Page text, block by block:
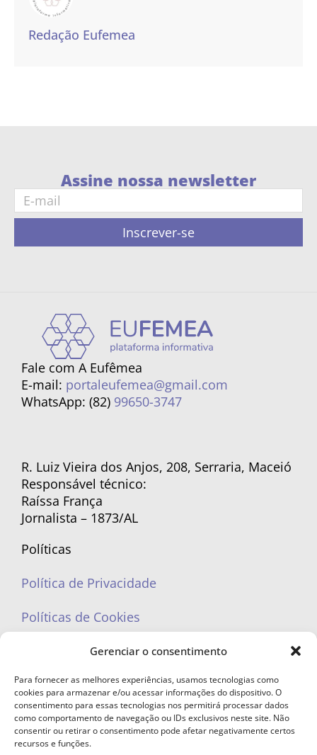
Gerenciar o consentimento
Para fornecer as melhores experiências, usamos tecnologias como
cookies para armazenar e/ou acessar informações do dispositivo. O
consentimento para essas tecnologias nos permitirá processar dados
como comportamento de navegação ou IDs exclusivos neste site. Não
consentir ou retirar o consentimento pode afetar negativamente certos
recursos e funções.
Redação Eufemea
Assine nossa newsletter
Inscrever-se
Fale com A Eufêmea
E-mail: portaleufemea@gmail.com
WhatsApp: (82) 99650-3747
R. Luiz Vieira dos Anjos, 208, Serraria, Maceió
Responsável técnico:
Raíssa França
Jornalista – 1873/AL
Políticas
Política de Privacidade
Políticas de Cookies
portaleufemea@gmail.com